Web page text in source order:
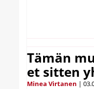
Tämän
et sitten
Minea Virtanen |